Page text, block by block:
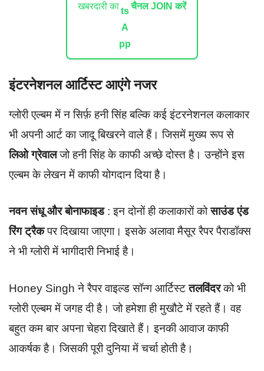
खबरदारी का चैनल JOIN करें
इंटरनेशनल आर्टिस्ट आएंगे नजर
ग्लोरी एल्बम में न सिर्फ़ हनी सिंह बल्कि कई इंटरनेशनल कलाकार
भी अपनी आर्ट का जादू बिखरने वाले हैं। जिसमें मुख्य रूप से
लिओ ग्रेवालजो हनी सिंह के काफी अच्छे दोस्त है। उन्होंने इस
एल्बम के लेखन में काफी योगदान दिया है।
नवन संधू और बोनाफाइड: इन दोनों ही कलाकारों कोसाउंड एंड
रिंग ट्रैकपर दिखाया जाएगा। इसके अलावा मैसूर रैपर पैराडॉक्स
ने भी ग्लोरी में भागीदारी निभाई है।
Honey Singh ने रैपर वाइल्ड सॉन्ग आर्टिस्टतलविंदरको भी
ग्लोरी एल्बम में जगह दी है। जो हमेशा ही मुखौटे में रहते हैं। वह
बहुत कम बार अपना चेहरा दिखाते हैं। इनकी आवाज काफी
आकर्षक है। जिसकी पूरी दुनिया में चर्चा होती है।